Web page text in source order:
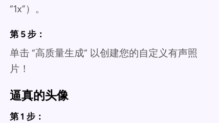
“1x”）。
第 5 步：
单击 “高质量生成” 以创建您的自定义有声照
片！
逼真的头像
第 1 步：